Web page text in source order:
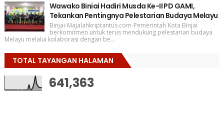
Wawako Biniai Hadiri Musda Ke-II PD GAMI,
Tekankan Pentingnya Pelestarian Budaya Melayu
Binjai-Majalahkriptantus.com-Pemerintah Kota Binjai
berkomitmen untuk terus mendukung pelestarian budaya
Melayu melalui kolaborasi dengan be...
TOTAL TAYANGAN HALAMAN
641,363